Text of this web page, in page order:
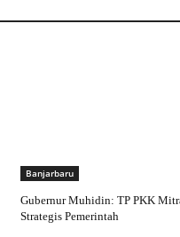
Banjarbaru
Gubernur Muhidin: TP PKK
Strategis Pemerintah